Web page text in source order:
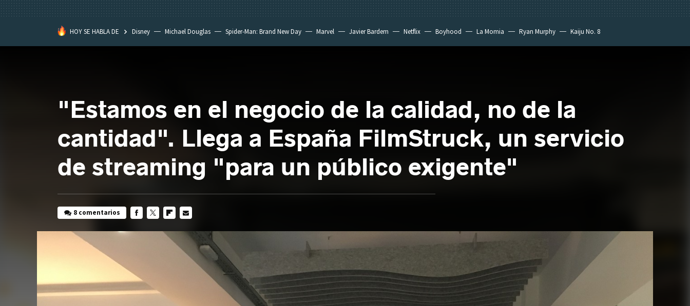
HOY SE HABLA DE Disney Michael Douglas Spider-Man: Brand New Day Marvel Javier Bardem Netflix Boyhood La Momia Ryan Murphy Kaiju No. 8
"Estamos en el negocio de la calidad, no de la
cantidad". Llega a España FilmStruck, un servicio
de streaming "para un público exigente"
8 comentarios
MAIL